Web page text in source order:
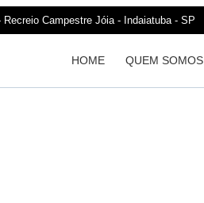
Recreio Campestre Jóia - Indaiatuba - SP
HOME QUEM SOMOS